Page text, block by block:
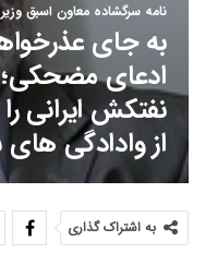
نامه سرگشاده معاون اسبق
به جای
ادعای مضحکی؛
نفتکش ایرانی
از وادادگی
به اشتراک گذاری